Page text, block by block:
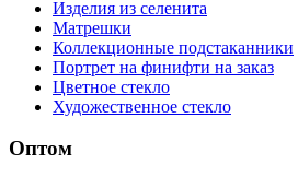
Изделия из селенита
Матрешки
Коллекционные подстаканники
Портрет на финифти на заказ
Цветное стекло
Художественное стекло
Оптом